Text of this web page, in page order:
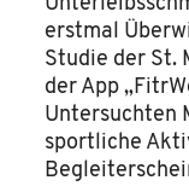
erstmal
Studie der St.
der App
Untersuchten
sportliche